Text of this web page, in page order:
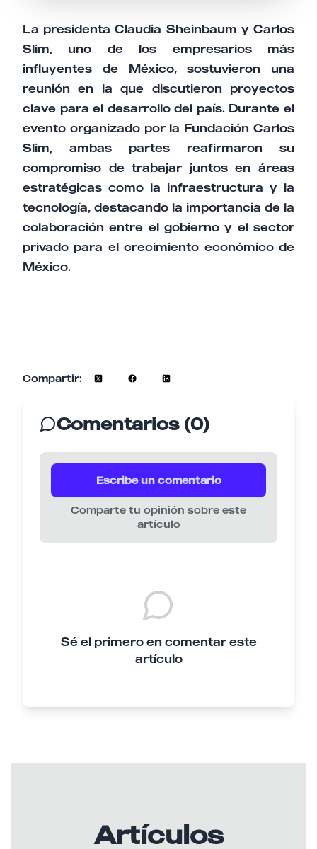
La presidenta Claudia Sheinbaum y Carlos
Slim, uno de los empresarios más
influyentes de México, sostuvieron una
reunión en la que discutieron proyectos
clave para el desarrollo del país. Durante el
evento organizado por la Fundación Carlos
Slim, ambas partes reafirmaron su
compromiso de trabajar juntos en áreas
estratégicas como la infraestructura y la
tecnología, destacando la importancia de la
colaboración entre el gobierno y el sector
privado para el crecimiento económico de
México.
Compartir:
Comentarios (0)
Escribe un comentario
Comparte tu opinión sobre este
artículo
Sé el primero en comentar este
artículo
Artículos